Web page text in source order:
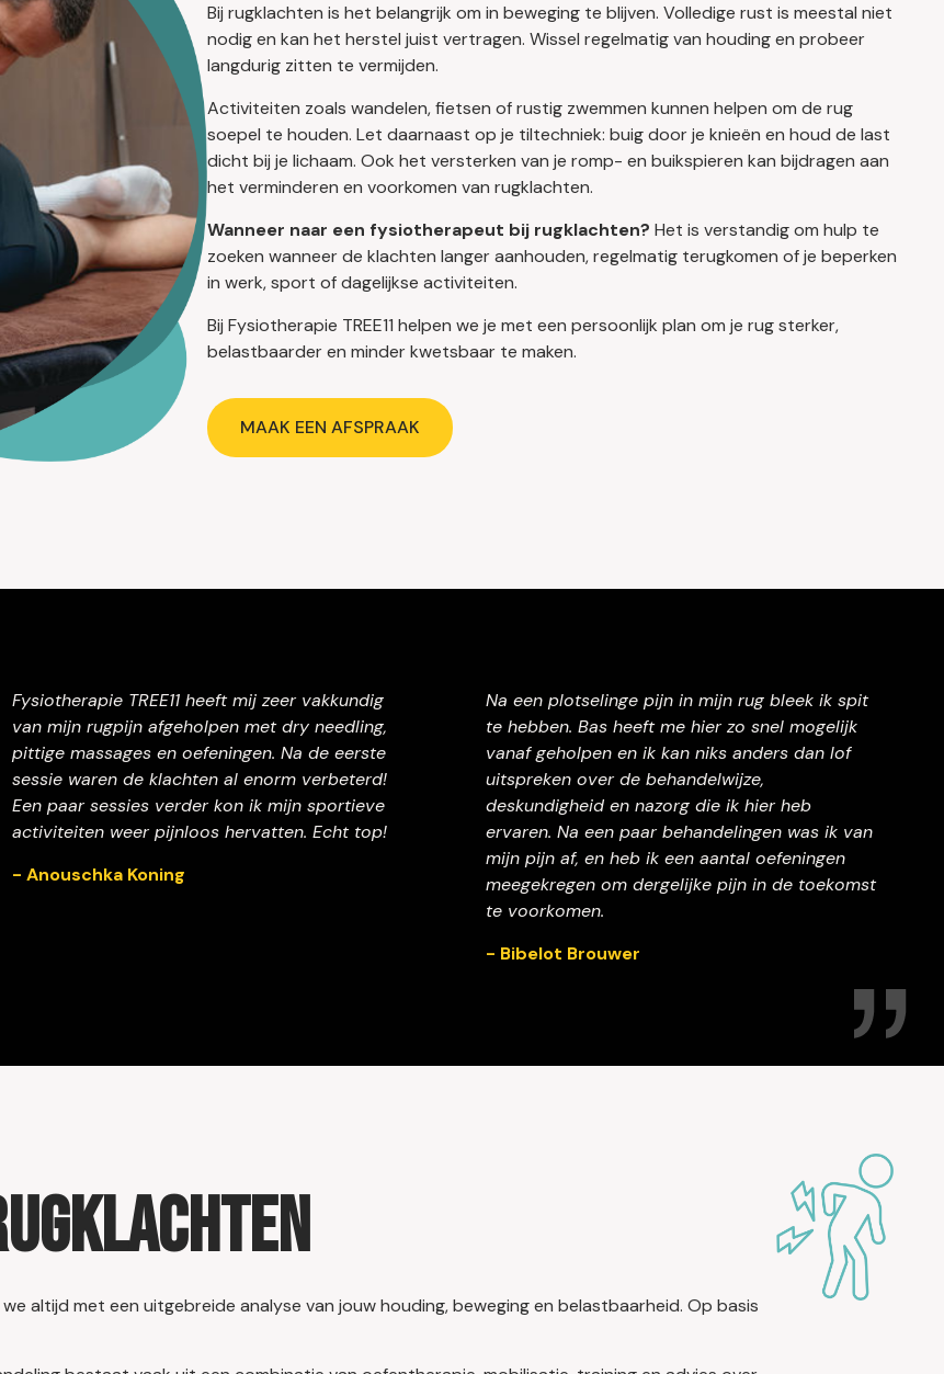
Bij rugklachten is het belangrijk om in beweging te blijven. Volledige rust is meestal niet
nodig en kan het herstel juist vertragen. Wissel regelmatig van houding en probeer
langdurig zitten te vermijden.
Activiteiten zoals wandelen, fietsen of rustig zwemmen kunnen helpen om de rug
soepel te houden. Let daarnaast op je tiltechniek: buig door je knieën en houd de last
dicht bij je lichaam. Ook het versterken van je romp- en buikspieren kan bijdragen aan
het verminderen en voorkomen van rugklachten.
Wanneer naar een fysiotherapeut bij rugklachten? Het is verstandig om hulp te
zoeken wanneer de klachten langer aanhouden, regelmatig terugkomen of je beperken
in werk, sport of dagelijkse activiteiten.
Bij Fysiotherapie TREE11 helpen we je met een persoonlijk plan om je rug sterker,
belastbaarder en minder kwetsbaar te maken.
MAAK EEN AFSPRAAK
Fysiotherapie TREE11 heeft mij zeer vakkundig
van mijn rugpijn afgeholpen met dry needling,
pittige massages en oefeningen. Na de eerste
sessie waren de klachten al enorm verbeterd!
Een paar sessies verder kon ik mijn sportieve
activiteiten weer pijnloos hervatten. Echt top!
- Anouschka Koning
Na een plotselinge pijn in mijn rug bleek ik spit
te hebben. Bas heeft me hier zo snel mogelijk
vanaf geholpen en ik kan niks anders dan lof
uitspreken over de behandelwijze,
deskundigheid en nazorg die ik hier heb
ervaren. Na een paar behandelingen was ik van
mijn pijn af, en heb ik een aantal oefeningen
meegekregen om dergelijke pijn in de toekomst
te voorkomen.
- Bibelot Brouwer
altijd met een uitgebreide analyse van jouw houding, beweging en belastbaarheid. Op basis